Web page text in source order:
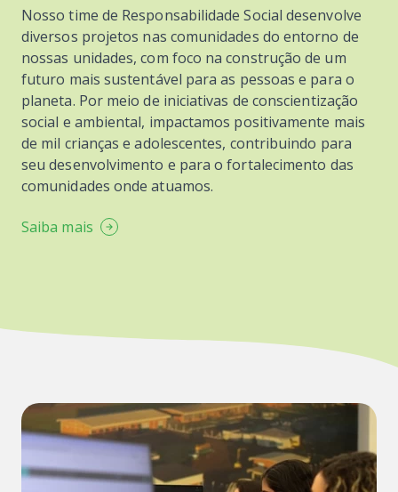
Nosso time de Responsabilidade Social desenvolve
diversos projetos nas comunidades do entorno de
nossas unidades, com foco na construção de um
futuro mais sustentável para as pessoas e para o
planeta. Por meio de iniciativas de conscientização
social e ambiental, impactamos positivamente mais
de mil crianças e adolescentes, contribuindo para
seu desenvolvimento e para o fortalecimento das
comunidades onde atuamos.
Saiba mais